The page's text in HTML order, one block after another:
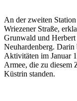
An der zweiten
Wriezener Straße,
Grunwald und
Neuhardenberg. Darin
Aktivitäten im Januar
Armee, die zu diesem
Küstrin standen.